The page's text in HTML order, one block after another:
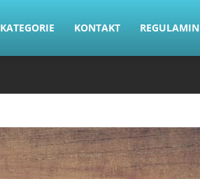
KATEGORIE KONTAKT REGULAMIN